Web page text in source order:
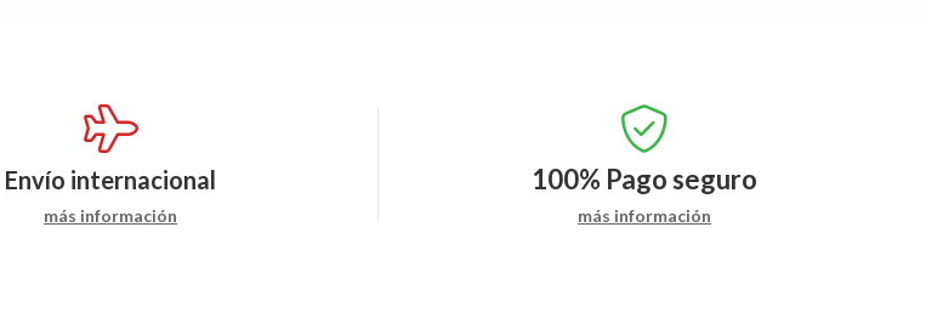
Envío internacional
más información
100% Pago seguro
más información